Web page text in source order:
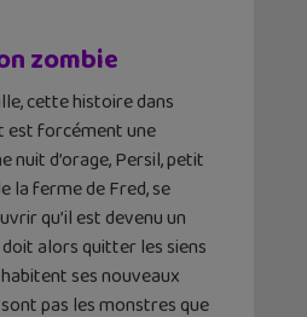
zombie
cette histoire dans
est forcément une
nuit d’orage, Persil, petit
la ferme de Fred, se
qu’il est devenu un
alors quitter les siens
ses nouveaux
pas les monstres que